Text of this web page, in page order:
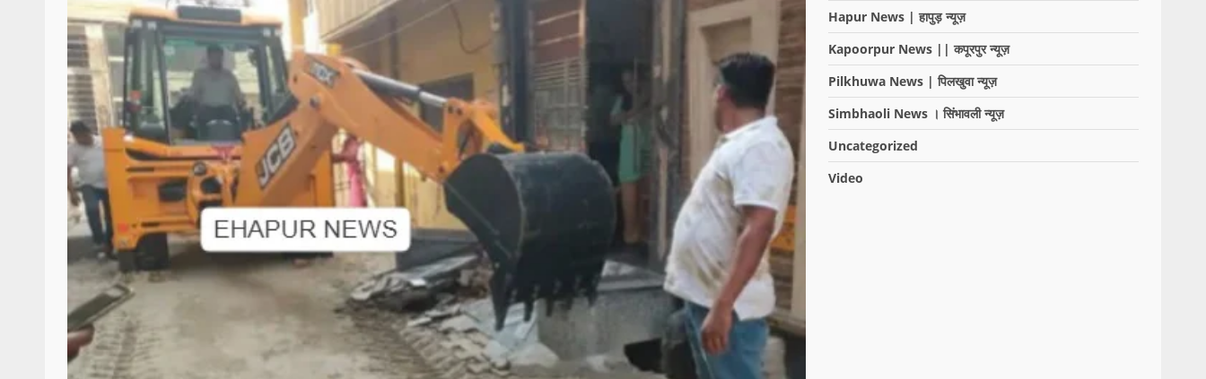
Hapur News | हापुड़ न्यूज़
Kapoorpur News || कपूरपुर न्यूज़
Pilkhuwa News | पिलखुवा न्यूज़
Simbhaoli News । सिंभावली न्यूज़
Uncategorized
Video